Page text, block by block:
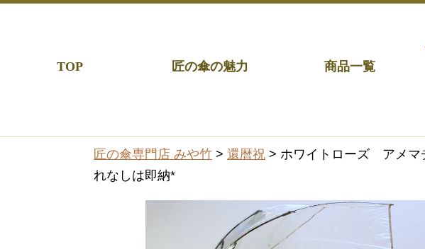
TOP 匠の傘の魅力 商品一覧
匠の傘専門店 みや竹 > 還暦祝 > ホワイトローズ アメマ
れなしは即納*